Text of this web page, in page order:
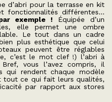
d’abri pour la terrasse en kit
fonctionnalités différentes…
exemple ! Équipée d’un
elle permet une ombre
Le tout dans un cadre
plus esthétique que celui
peuvent être réglables
c’est le mot clef !) l’abri à
vous l’avez compris, il
qui rendent chaque modèle
tout ce qui fait leurs qualités,
par rapport aux stores